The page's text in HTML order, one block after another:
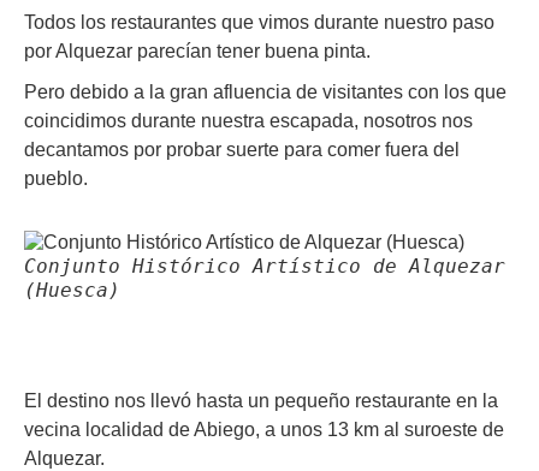
Todos los restaurantes que vimos durante nuestro paso
por Alquezar parecían tener buena pinta.
Pero debido a la gran afluencia de visitantes con los que
coincidimos durante nuestra escapada, nosotros nos
decantamos por probar suerte para comer fuera del
pueblo.
Conjunto Histórico Artístico de Alquezar
(Huesca)
El destino nos llevó hasta un pequeño restaurante en la
vecina localidad de Abiego, a unos 13 km al suroeste de
Alquezar.